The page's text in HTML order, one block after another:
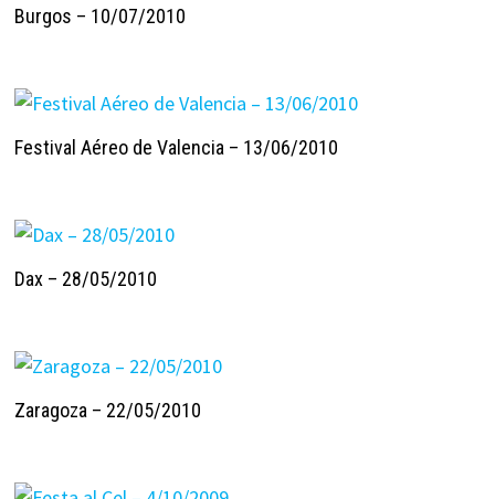
Burgos – 10/07/2010
Festival Aéreo de Valencia – 13/06/2010
Dax – 28/05/2010
Zaragoza – 22/05/2010